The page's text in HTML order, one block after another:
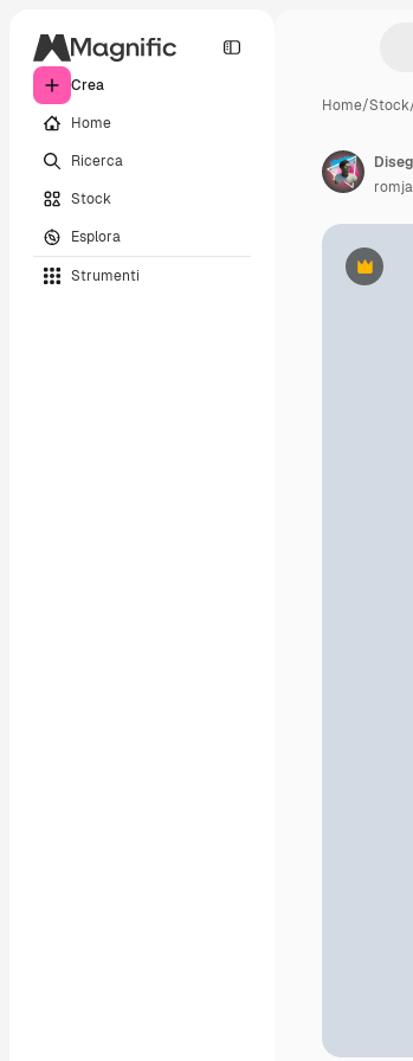
Crea
Home
Ricerca
Stock
Esplora
Strumenti
Home/Stock